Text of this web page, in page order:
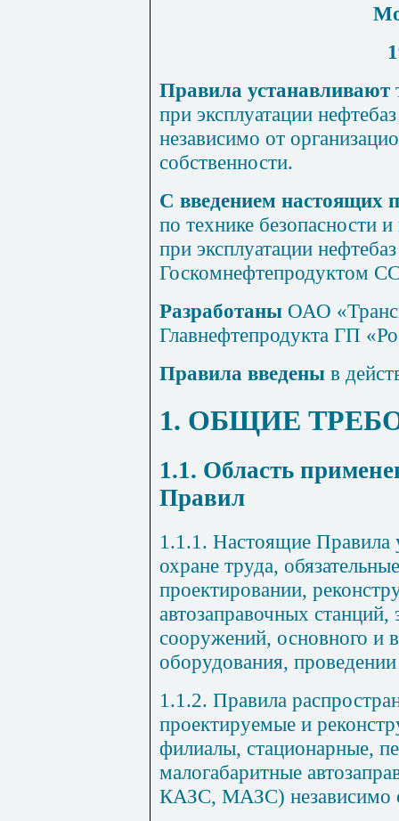
Правила устанавливают
при эксплуатации
независимо от
собственности.
С введением настоящих
по технике безопасности
при эксплуатации
Госкомнефтепродуктом
Разработаны ОАО
Главнефтепродукта ГП
Правила введены в
1. ОБЩИЕ
1.1. Область
Правил
1.1.1. Настоящие Правила
охране труда,
проектировании,
автозаправочных станций,
сооружений, основного и
оборудования,
1.1.2. Правила
проектируемые и
филиалы, стационарные,
малогабаритные
КАЗС, МАЗС) независимо